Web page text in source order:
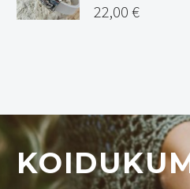
22,00 €